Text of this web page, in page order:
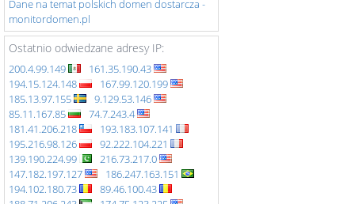
Dane na temat polskich domen dostarcza -
monitordomen.pl
Ostatnio odwiedzane adresy IP:
200.4.99.149
161.35.190.43
194.15.124.148
167.99.120.199
185.13.97.155
9.129.53.146
85.11.167.85
74.7.243.4
181.41.206.218
193.183.107.141
195.216.98.126
92.222.104.221
139.190.224.99
216.73.217.0
147.182.197.127
186.247.163.151
194.102.180.73
89.46.100.43